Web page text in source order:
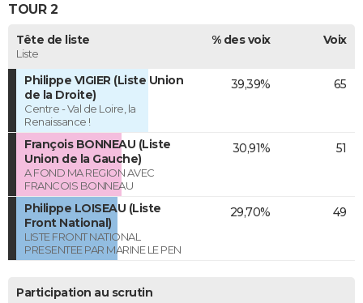
TOUR 2
Tête de liste
Liste
% des voix Voix
Philippe VIGIER (Liste Union
de la Droite)
Centre - Val de Loire, la
Renaissance !
39,39% 65
François BONNEAU (Liste
Union de la Gauche)
A FOND MA REGION AVEC
FRANCOIS BONNEAU
30,91% 51
Philippe LOISEAU (Liste
Front National)
LISTE FRONT NATIONAL
PRESENTEE PAR MARINE LE PEN
29,70% 49
Participation au scrutin